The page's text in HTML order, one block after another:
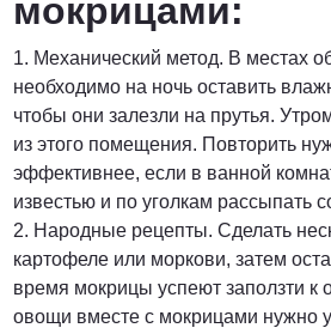
мокрицами:
1. Механический метод. В местах
необходимо на ночь оставить
чтобы они залезли на прутья.
из этого помещения. Повторить
эффективнее, если в ванной
известью и по уголкам рассыпать
2. Народные рецепты. Сделать
картофеле или моркови, затем
время мокрицы успеют заползти к
овощи вместе с мокрицами нужно